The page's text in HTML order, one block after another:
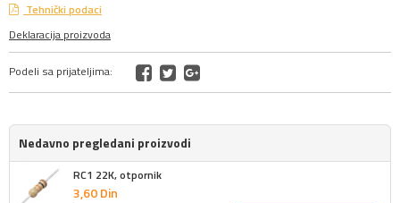
Tehnički podaci
Deklaracija proizvoda
Podeli sa prijateljima:
Nedavno pregledani proizvodi
RC1 22K, otpornik
3,60Din